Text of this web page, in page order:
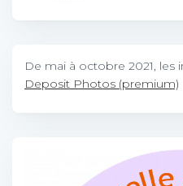
De mai à octobre 2021, les
Deposit Photos (premium)